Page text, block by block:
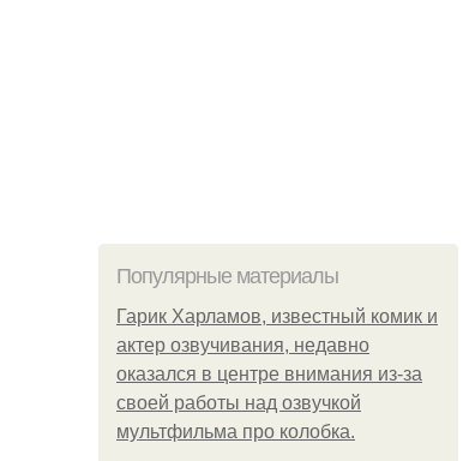
Популярные материалы
Гарик Харламов, известный комик и
актер озвучивания, недавно
оказался в центре внимания из-за
своей работы над озвучкой
мультфильма про колобка.